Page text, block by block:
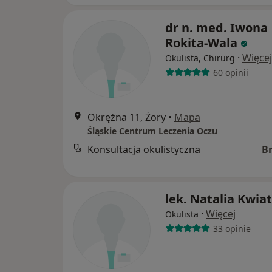
dr n. med. Iwona
Rokita-Wala
Okulista, Chirurg · Więcej
60 opinii
Okrężna 11, Żory • Mapa
Śląskie Centrum Leczenia Oczu
Konsultacja okulistyczna
lek. Natalia
Okulista · Więcej
33 opinie